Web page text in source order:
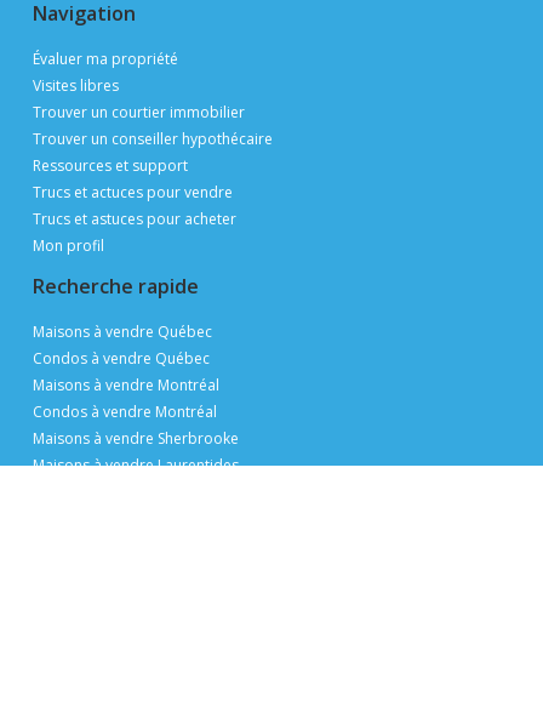
Navigation
Évaluer ma propriété
Visites libres
Trouver un courtier immobilier
Trouver un conseiller hypothécaire
Ressources et support
Trucs et actuces pour vendre
Trucs et astuces pour acheter
Mon profil
Recherche rapide
Maisons à vendre Québec
Condos à vendre Québec
Maisons à vendre Montréal
Condos à vendre Montréal
Maisons à vendre Sherbrooke
Maisons à vendre Laurentides